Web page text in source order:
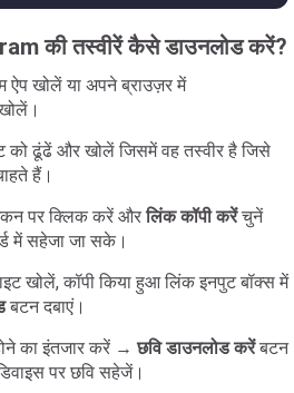
की तस्वीरें कैसे डाउनलोड करें?
ऐप खोलें या अपने ब्राउज़र में
को ढूंढें और खोलें जिसमें वह तस्वीर है जिसे
हैं।
पर क्लिक करें औरलिंक कॉपी करेंचुनें
में सहेजा जा सके।
खोलें, कॉपी किया हुआ लिंक इनपुट बॉक्स में
बटन दबाएं।
का इंतजार करें →छवि डाउनलोड करेंबटन
पर छवि सहेजें।